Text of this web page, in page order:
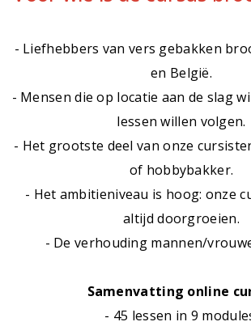
- Liefhebbers van vers gebakken
en België.
- Mensen die op locatie aan de slag
lessen willen volgen.
- Het grootste deel van onze
of hobbybakker.
- Het ambitieniveau is hoog: onze
altijd doorgroeien.
- De verhouding mannen/
Samenvatting online
- 45 lessen in 9